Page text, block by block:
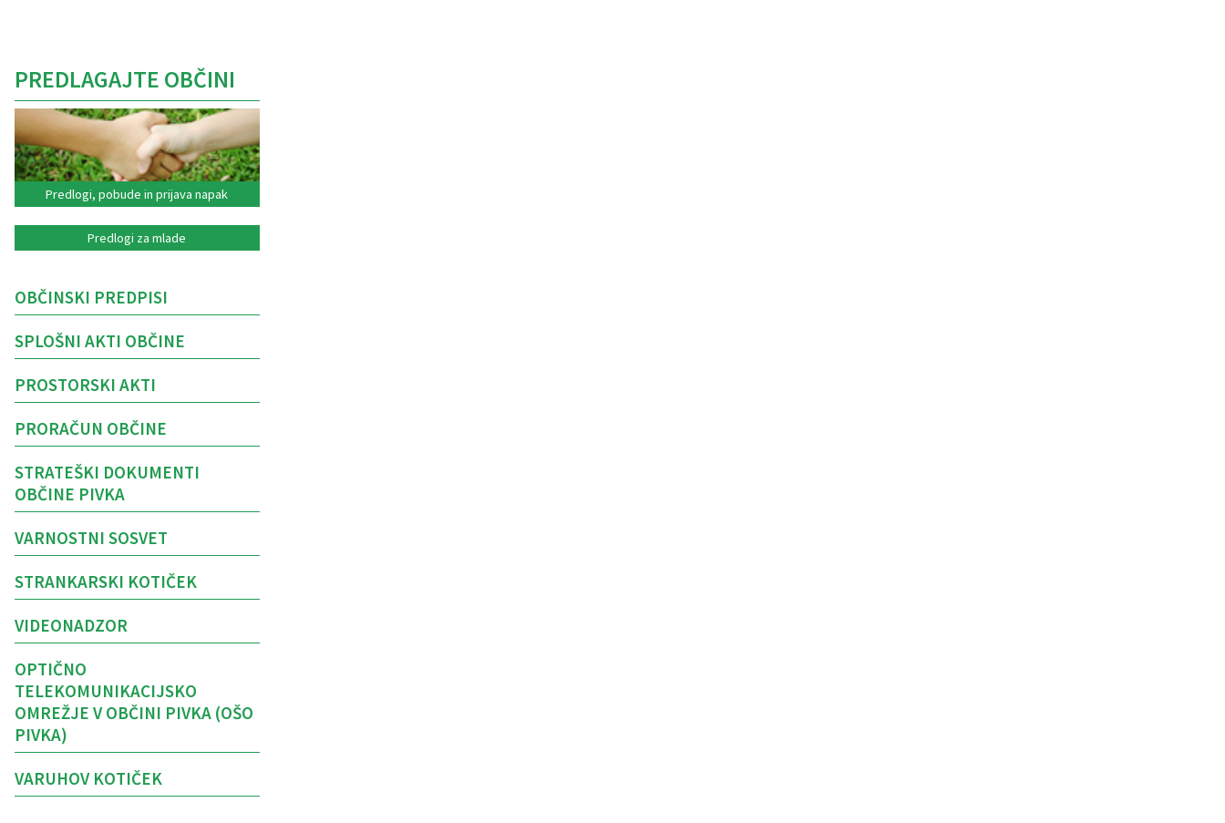
PREDLAGAJTE OBČINI
Predlogi, pobude in prijava napak
Predlogi za mlade
OBČINSKI PREDPISI
SPLOŠNI AKTI OBČINE
PROSTORSKI AKTI
PRORAČUN OBČINE
STRATEŠKI DOKUMENTI
OBČINE PIVKA
VARNOSTNI SOSVET
STRANKARSKI KOTIČEK
VIDEONADZOR
OPTIČNO
TELEKOMUNIKACIJSKO
OMREŽJE V OBČINI PIVKA (OŠO
PIVKA)
VARUHOV KOTIČEK